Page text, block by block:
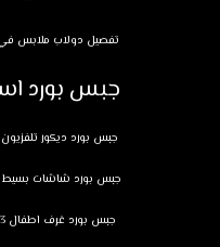
تفصيل دولاب ملابس في
جبس بورد
جبس بورد ديكور تلفزيون
جبس بورد شاشات بسيط
جبس بورد غرف اطفال 2023